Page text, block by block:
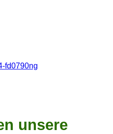
fd0790ng
unsere